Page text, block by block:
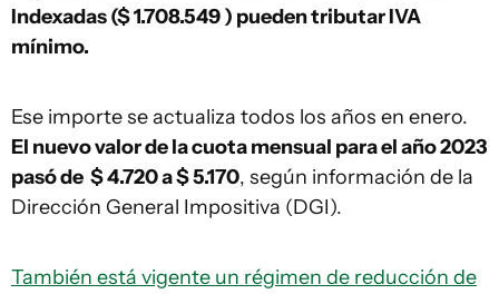
Indexadas ($ 1.708.549 ) pueden tributar IVA
mínimo.
Ese importe se actualiza todos los años en enero.
El nuevo valor de la cuota mensual para el año 2023
pasó de $ 4.720 a $ 5.170, según información de la
Dirección General Impositiva (DGI).
También está vigente un régimen de reducción de